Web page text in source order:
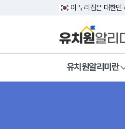
이 누리집은 대한민
유치원알리미란